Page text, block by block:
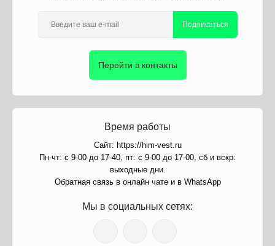
Подписаться
Перейти в контакты
Время работы
Сайт: https://him-vest.ru
Пн-чт: с 9-00 до 17-40, пт: с 9-00 до 17-00, сб и вскр:
выходные дни.
Обратная связь в онлайн чате и в WhatsApp
Мы в социальных сетях: